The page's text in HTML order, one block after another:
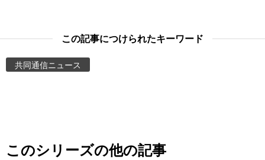
スポーツ・東京2020
Images
この記事につけられたキーワード
共同通信ニュース
このシリーズの他の記事